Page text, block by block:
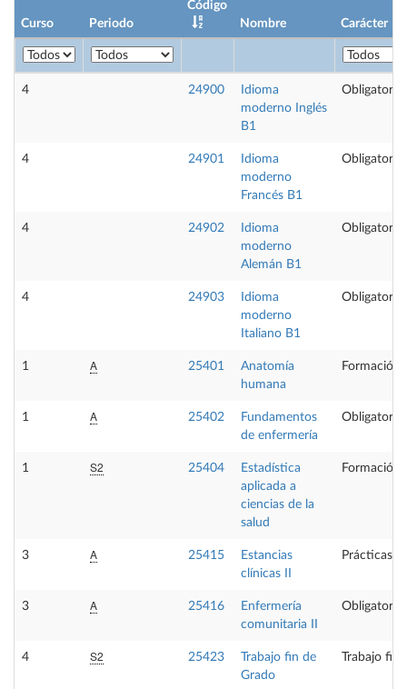
Curso Periodo
Código
Nombre
Carácter
4 24900
Idioma
moderno Inglés
B1
Obligatoria
4 24901
Idioma
moderno
Francés B1
Obligatoria
4 24902
Idioma
moderno
Alemán B1
Obligatoria
4 24903
Idioma
moderno
Italiano B1
Obligatoria
1 A 25401
Anatomía
humana
Formación
1 A 25402
Fundamentos
de enfermería
Obligatoria
1 S2 25404
Estadística
aplicada a
ciencias de la
salud
Formación
3 A 25415
Estancias
clínicas II
Prácticas
3 A 25416
Enfermería
comunitaria II
Obligatoria
4 S2 25423
Trabajo fin de
Grado
Trabajo fin